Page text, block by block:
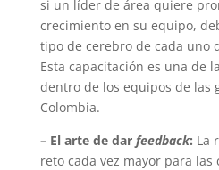
si un líder de área quiere
crecimiento en su equipo,
tipo de cerebro de cada uno
Esta capacitación es una de
dentro de los equipos de las
Colombia.
– El arte de dar feedback: La
reto cada vez mayor para las